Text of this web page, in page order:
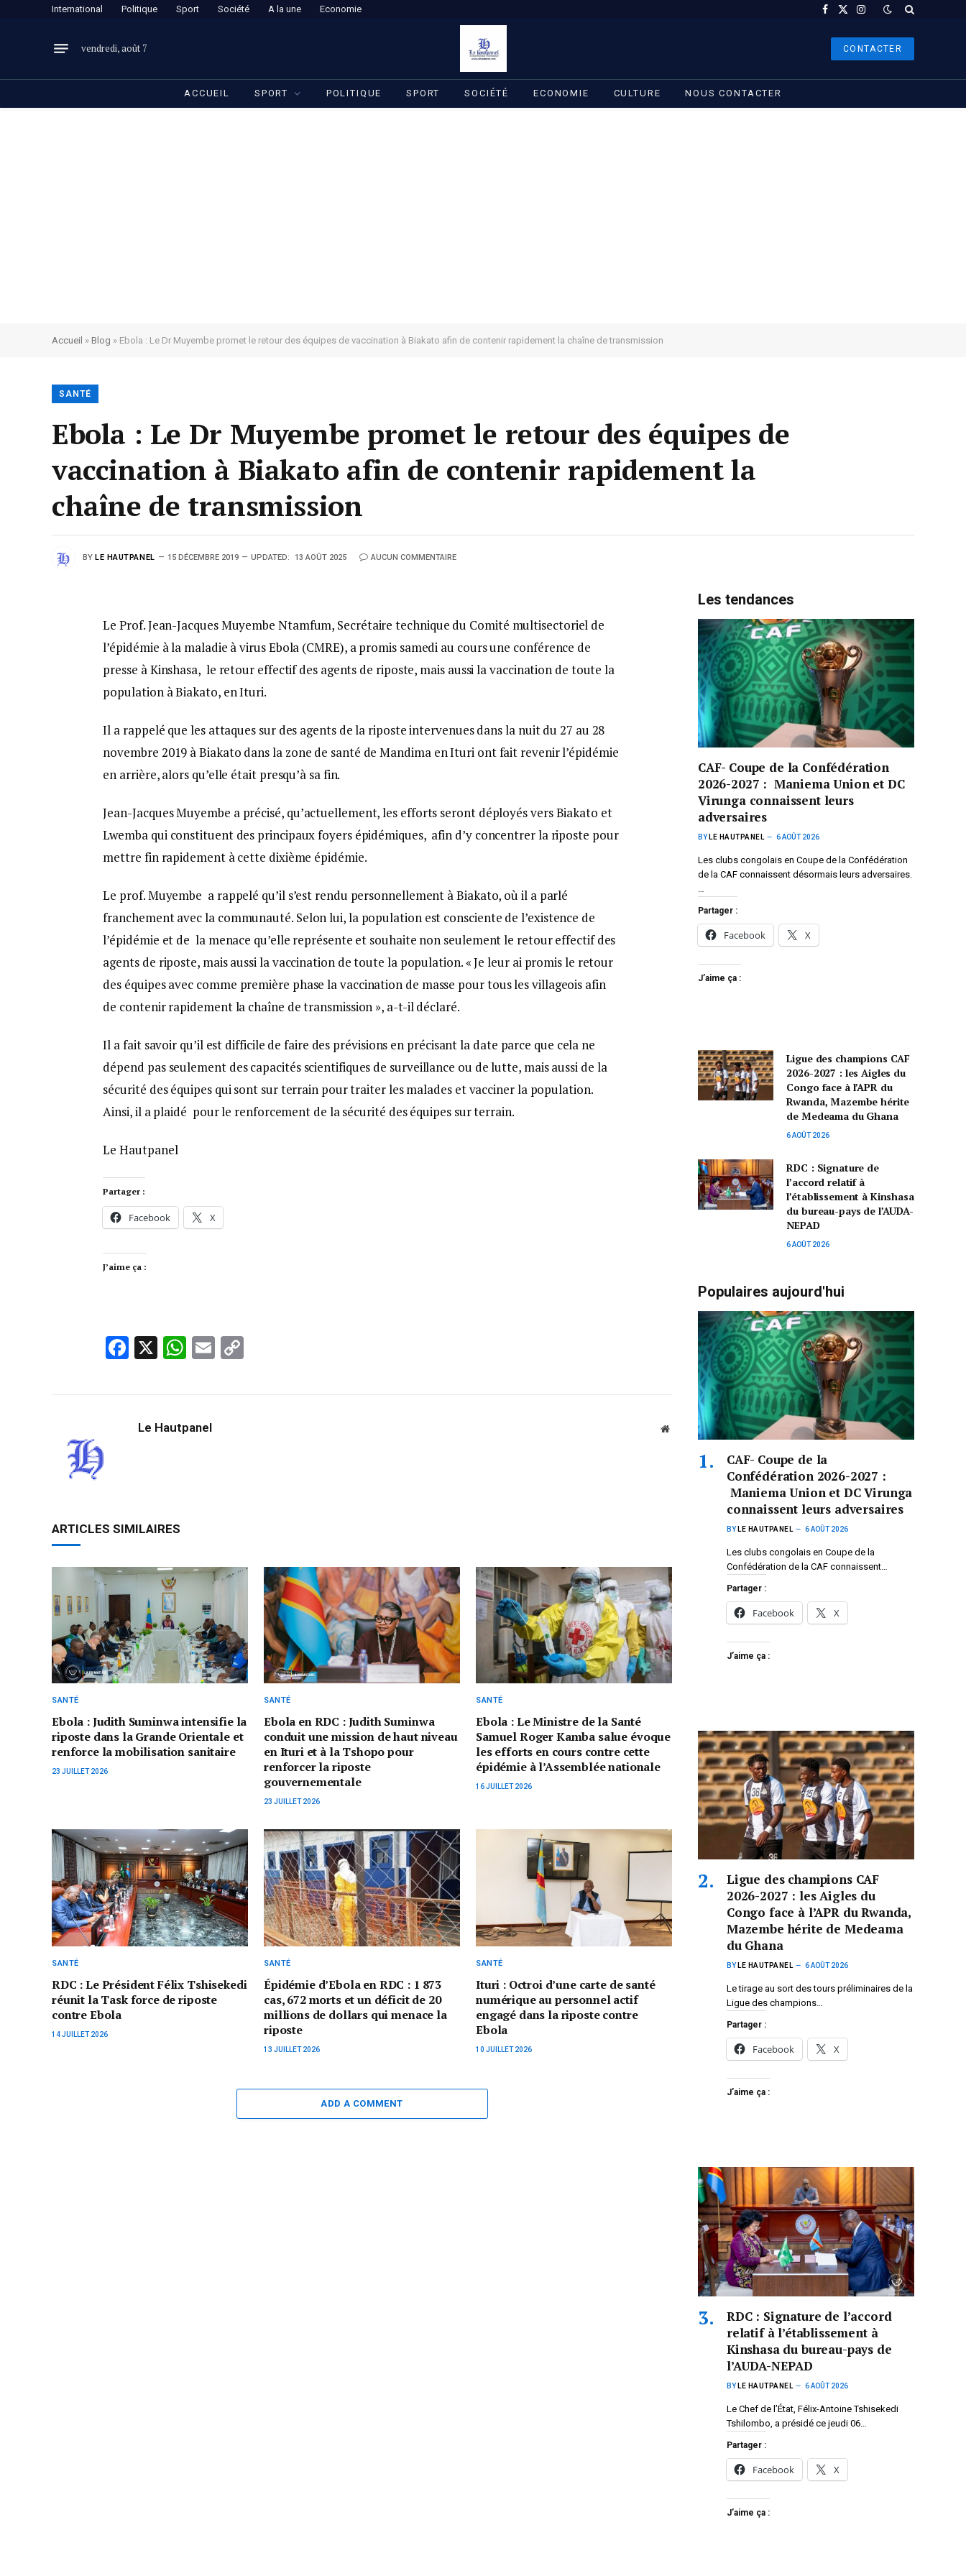
International Politique Sport Société A la une Economie Facebook
X
Instagram
vendredi, août 7 CONTACTER
ACCUEIL SPORT POLITIQUE SPORT SOCIÉTÉ ECONOMIE CULTURE NOUS CONTACTER
Accueil » Blog » Ebola : Le Dr Muyembe promet le retour des équipes de vaccination à Biakato afin de contenir rapidement la chaîne de transmission
SANTÉ
Ebola : Le Dr Muyembe promet le retour des équipes de
vaccination à Biakato afin de contenir rapidement la
chaîne de transmission
BY LE HAUTPANEL 15 DÉCEMBRE 2019 UPDATED: 13 AOÛT 2025 AUCUN COMMENTAIRE
Le Prof. Jean-Jacques Muyembe Ntamfum, Secrétaire technique du Comité multisectoriel de
l’épidémie à la maladie à virus Ebola (CMRE), a promis samedi au cours une conférence de
presse à Kinshasa, le retour effectif des agents de riposte, mais aussi la vaccination de toute la
population à Biakato, en Ituri.
Il a rappelé que les attaques sur des agents de la riposte intervenues dans la nuit du 27 au 28
novembre 2019 à Biakato dans la zone de santé de Mandima en Ituri ont fait revenir l’épidémie
en arrière, alors qu’elle était presqu’à sa fin.
Jean-Jacques Muyembe a précisé, qu’actuellement, les efforts seront déployés vers Biakato et
Lwemba qui constituent des principaux foyers épidémiques, afin d’y concentrer la riposte pour
mettre fin rapidement à cette dixième épidémie.
Le prof. Muyembe a rappelé qu’il s’est rendu personnellement à Biakato, où il a parlé
franchement avec la communauté. Selon lui, la population est consciente de l’existence de
l’épidémie et de la menace qu’elle représente et souhaite non seulement le retour effectif des
agents de riposte, mais aussi la vaccination de toute la population. « Je leur ai promis le retour
des équipes avec comme première phase la vaccination de masse pour tous les villageois afin
de contenir rapidement la chaîne de transmission », a-t-il déclaré.
Il a fait savoir qu’il est difficile de faire des prévisions en précisant la date parce que cela ne
dépend pas seulement des capacités scientifiques de surveillance ou de lutte, mais aussi de la
sécurité des équipes qui sont sur terrain pour traiter les malades et vacciner la population.
Ainsi, il a plaidé pour le renforcement de la sécurité des équipes sur terrain.
Le Hautpanel
Partager :
Facebook X
J’aime ça :
Facebook
X WhatsApp
Email
Le Hautpanel Website
ARTICLES SIMILAIRES
SANTÉ
Ebola : Judith Suminwa intensifie la
riposte dans la Grande Orientale et
renforce la mobilisation sanitaire
23 JUILLET 2026
SANTÉ
Ebola en RDC : Judith Suminwa
conduit une mission de haut niveau
en Ituri et à la Tshopo pour
renforcer la riposte
gouvernementale
23 JUILLET 2026
SANTÉ
Ebola : Le Ministre de la Santé
Samuel Roger Kamba salue évoque
les efforts en cours contre cette
épidémie à l’Assemblée nationale
16 JUILLET 2026
SANTÉ
RDC : Le Président Félix Tshisekedi
réunit la Task force de riposte
contre Ebola
14 JUILLET 2026
SANTÉ
Épidémie d’Ebola en RDC : 1 873
cas, 672 morts et un déficit de 20
millions de dollars qui menace la
riposte
13 JUILLET 2026
SANTÉ
Ituri : Octroi d’une carte de santé
numérique au personnel actif
engagé dans la riposte contre
Ebola
10 JUILLET 2026
ADD A COMMENT
Les tendances
CAF- Coupe de la Confédération
2026-2027 : Maniema Union et DC
Virunga connaissent leurs
adversaires
BY LE HAUTPANEL 6 AOÛT 2026
Les clubs congolais en Coupe de la Confédération
de la CAF connaissent désormais leurs adversaires.
…
Partager :
Facebook X
J’aime ça :
Ligue des champions CAF
2026-2027 : les Aigles du
Congo face à l’APR du
Rwanda, Mazembe hérite
de Medeama du Ghana
6 AOÛT 2026
RDC : Signature de
l’accord relatif à
l’établissement à Kinshasa
du bureau-pays de l’AUDA-
NEPAD
6 AOÛT 2026
Populaires aujourd'hui
CAF- Coupe de la
Confédération 2026-2027 :
Maniema Union et DC Virunga
connaissent leurs adversaires
BY LE HAUTPANEL 6 AOÛT 2026
Les clubs congolais en Coupe de la
Confédération de la CAF connaissent…
Partager :
Facebook X
J’aime ça :
Ligue des champions CAF
2026-2027 : les Aigles du
Congo face à l’APR du Rwanda,
Mazembe hérite de Medeama
du Ghana
BY LE HAUTPANEL 6 AOÛT 2026
Le tirage au sort des tours préliminaires de la
Ligue des champions…
Partager :
Facebook X
J’aime ça :
RDC : Signature de l’accord
relatif à l’établissement à
Kinshasa du bureau-pays de
l’AUDA-NEPAD
BY LE HAUTPANEL 6 AOÛT 2026
Le Chef de l’État, Félix-Antoine Tshisekedi
Tshilombo, a présidé ce jeudi 06…
Partager :
Facebook X
J’aime ça :